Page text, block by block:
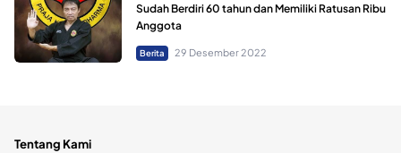
Sudah Berdiri 60 tahun dan Memiliki Ratusan Ribu
Anggota
Berita 29 Desember 2022
Tentang Kami